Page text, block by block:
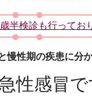
半検診も行ってお
慢性期の疾患に分
性感冒